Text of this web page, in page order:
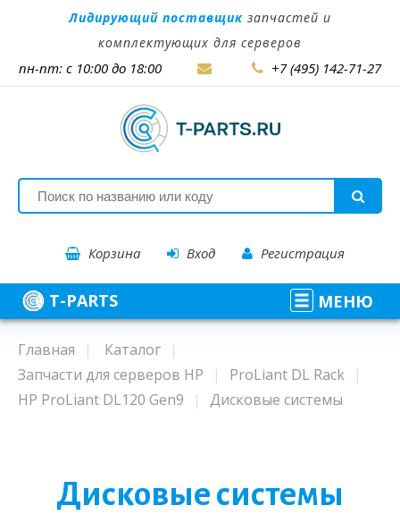
Лидирующий поставщик запчастей и
комплектующих для серверов
пн-пт: с 10:00 до 18:00 +7 (495) 142-71-27
Корзина Вход Регистрация
T-PARTS МЕНЮ
Главная
Каталог
Запчасти для серверов HP
ProLiant DL Rack
HP ProLiant DL120 Gen9
Дисковые системы
Дисковые системы